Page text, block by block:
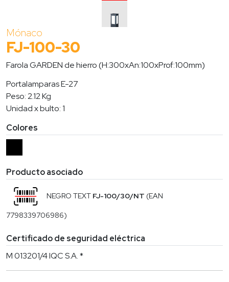
Mónaco
FJ-100-30
Farola GARDEN de hierro (H:300xAn:100xProf:100mm)
Portalamparas E-27
Peso: 2.12 Kg
Unidad x bulto: 1
Colores
Producto asociado
NEGRO TEXT FJ-100/30/NT (EAN
7798339706986)
Certificado de seguridad eléctrica
M 013201/4 IQC S.A. *